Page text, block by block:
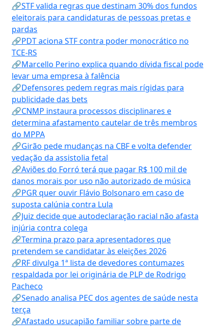
🔗STF valida regras que destinam 30% dos fundos
eleitorais para candidaturas de pessoas pretas e
pardas
🔗PDT aciona STF contra poder monocrático no
TCE-RS
🔗Marcello Perino explica quando dívida fiscal pode
levar uma empresa à falência
🔗Defensores pedem regras mais rígidas para
publicidade das bets
🔗CNMP instaura processos disciplinares e
determina afastamento cautelar de três membros
do MPPA
🔗Girão pede mudanças na CBF e volta defender
vedação da assistolia fetal
🔗Aviões do Forró terá que pagar R$ 100 mil de
danos morais por uso não autorizado de música
🔗PGR quer ouvir Flávio Bolsonaro em caso de
suposta calúnia contra Lula
🔗Juiz decide que autodeclaração racial não afasta
injúria contra colega
🔗Termina prazo para apresentadores que
pretendem se candidatar às eleições 2026
🔗RF divulga 1ª lista de devedores contumazes
respaldada por lei originária de PLP de Rodrigo
Pacheco
🔗Senado analisa PEC dos agentes de saúde nesta
terça
🔗Afastado usucapião familiar sobre parte de